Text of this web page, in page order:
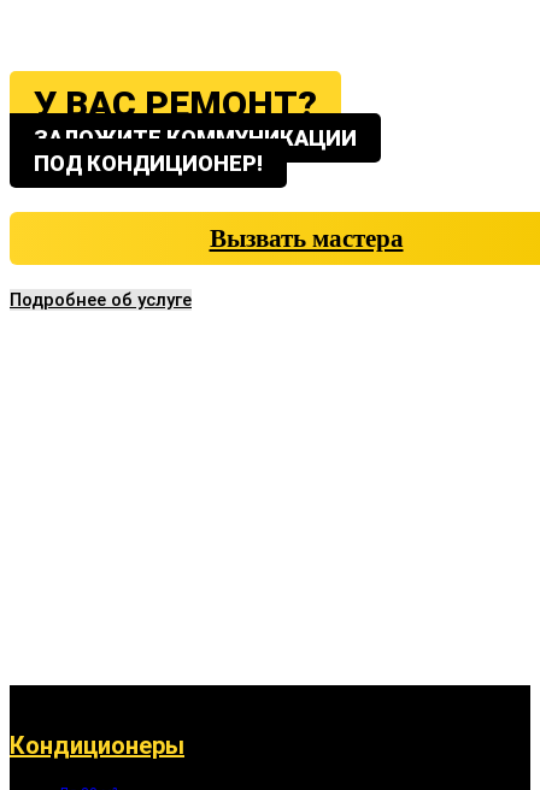
У ВАС РЕМОНТ?
ЗАЛОЖИТЕ КОММУНИКАЦИИ
ПОД КОНДИЦИОНЕР!
Вызвать мастера
Подробнее об услуге
Кондиционеры